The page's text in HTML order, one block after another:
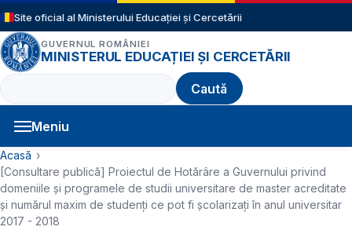
Sari la conținutul principal
Site oficial al Ministerului Educației și Cercetării
GUVERNUL ROMÂNIEI
MINISTERUL EDUCAȚIEI ȘI CERCETĂRII
Caută
Meniu
Navigație principală
Cale de navigare
Acasă
[Consultare publică] Proiectul de Hotărâre a Guvernului privind
domeniile şi programele de studii universitare de master acreditate
şi numărul maxim de studenţi ce pot fi şcolarizaţi în anul universitar
2017 - 2018